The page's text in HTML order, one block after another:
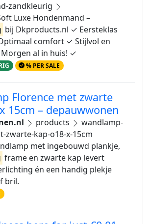
zandkleurig
Luxe Hondenmand –
bij Dkproducts.nl ✓ Eersteklas
comfort ✓ Stijlvol en
al in huis! ✓
% PER SALE
Florence met zwarte
15cm – depauwwonen
products
wandlamp-
zwarte-kap-o18-x-15cm
met ingebouwd plankje,
frame en zwarte kap levert
én een handig plekje
bril.